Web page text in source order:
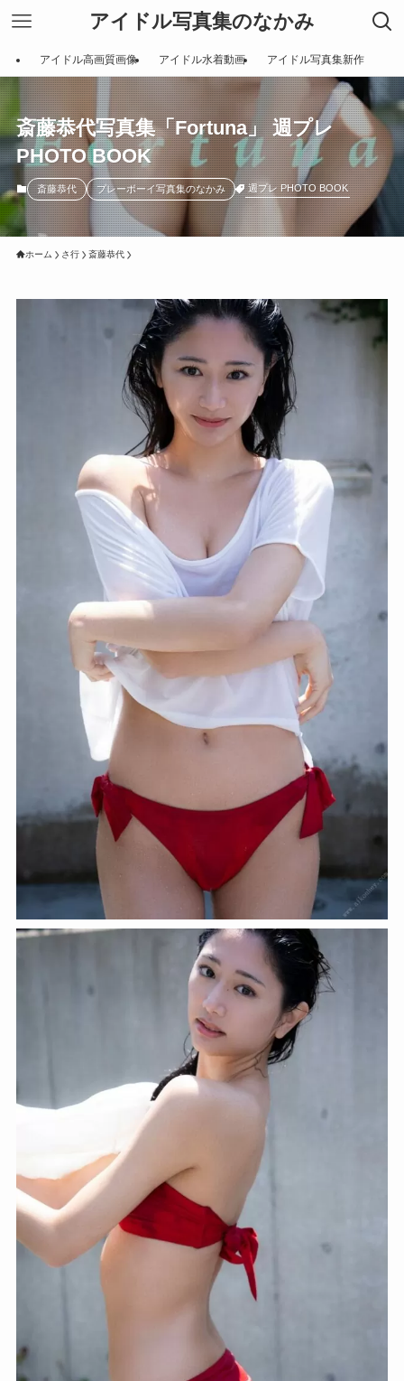
アイドル写真集のなかみ
アイドル高画質画像 アイドル水着動画 アイドル写真集新作
斎藤恭代写真集「Fortuna」 週プレ
PHOTO BOOK
斎藤恭代 プレーボーイ写真集のなかみ 週プレ PHOTO BOOK
ホーム さ行 斎藤恭代